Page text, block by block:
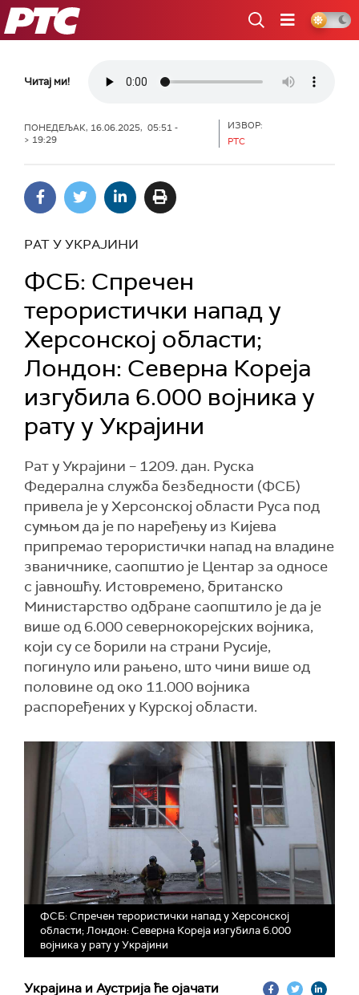
РТС
Читај ми!
ПОНЕДЕЉАК, 16.06.2025, 05:51 -
> 19:29
ИЗВОР:
РТС
РАТ У УКРАЈИНИ
ФСБ: Спречен
терористички напад у
Херсонској области;
Лондон: Северна Кореја
изгубила 6.000 војника у
рату у Украјини
Рат у Украјини – 1209. дан. Руска
Федерална служба безбедности (ФСБ)
привела је у Херсонској области Руса под
сумњом да је по наређењу из Кијева
припремао терористички напад на владине
званичнике, саопштио је Центар за односе
с јавношћу. Истовремено, британско
Министарство одбране саопштило је да је
више од 6.000 севернокорејских војника,
који су се борили на страни Русије,
погинуло или рањено, што чини више од
половине од око 11.000 војника
распоређених у Курској области.
ФСБ: Спречен терористички напад у Херсонској
области; Лондон: Северна Кореја изгубила 6.000
војника у рату у Украјини
Украјина и Аустрија ће ојачати